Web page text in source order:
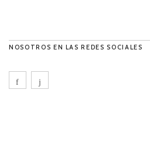
NOSOTROS EN LAS REDES SOCIALES